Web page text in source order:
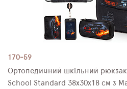
170-59
Ортопедичний шкільний
School Standard 38х30х18 см з